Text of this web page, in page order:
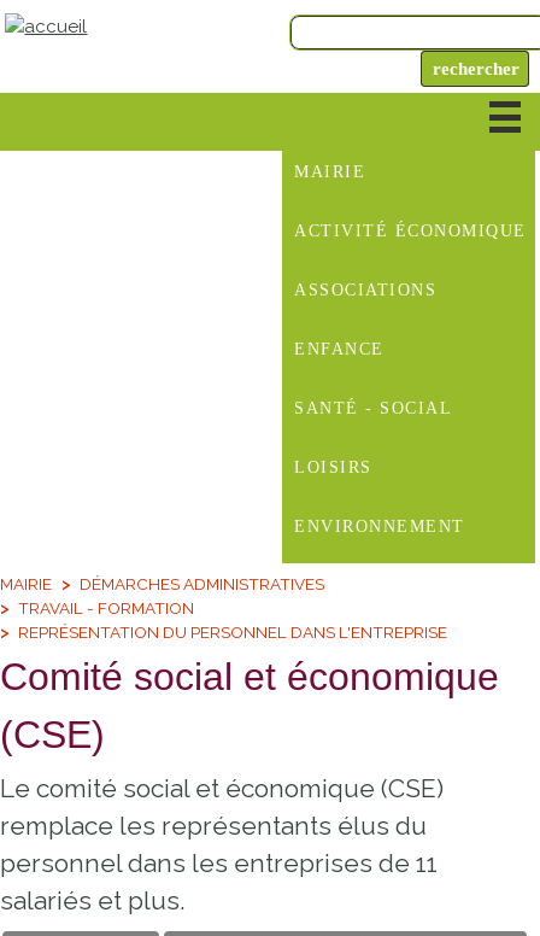
MAIRIE
ACTIVITÉ ÉCONOMIQUE
ASSOCIATIONS
ENFANCE
SANTÉ - SOCIAL
LOISIRS
ENVIRONNEMENT
MAIRIE
DÉMARCHES ADMINISTRATIVES
TRAVAIL - FORMATION
REPRÉSENTATION DU PERSONNEL DANS L'ENTREPRISE
Comité social et économique
(CSE)
Le comité social et économique (CSE)
remplace les représentants élus du
personnel dans les entreprises de 11
salariés et plus.